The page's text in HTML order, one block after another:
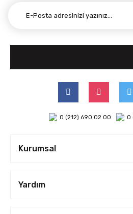
0 (212) 690 02 00 0
Kurumsal
Yardım